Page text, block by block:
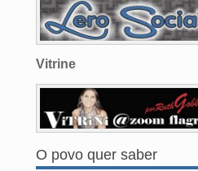
Vitrine
O povo quer saber